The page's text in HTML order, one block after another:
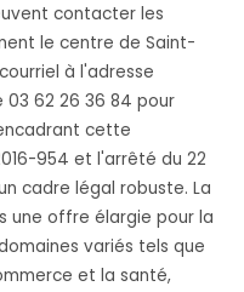
contacter les
le centre de Saint-
à l'adresse
03 62 26 36 84 pour
cette
954 et l'arrêté du 22
cadre légal robuste. La
une offre élargie pour la
variés tels que
et la santé,